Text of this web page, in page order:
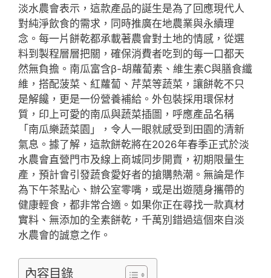
淡水農會表示，這款產品的誕生是為了回應現代人
對純淨飲食的需求，同時推廣在地農業與永續理
念。每一片餅乾都承載著農會對土地的情感，從選
料到製程層層把關，確保消費者吃到的每一口都天
然無負擔。南瓜富含β-胡蘿蔔素、維生素C與膳食纖
維，搭配菠菜、紅蘿蔔、芹菜等蔬菜，讓餅乾不只
是解饞，更是一份營養補給。外包裝採用環保材
質，印上可愛的南瓜與蔬菜插圖，呼應產品名稱
「南瓜樂蔬菜園」，令人一眼就感受到田園的清新
氣息。據了解，這款餅乾將在2026年春季正式於淡
水農會直營門市及線上商城同步開賣，初期限量生
產，預計會引發蔬食愛好者的搶購熱潮。無論是作
為下午茶點心、辦公室零嘴，或是出遊隨身攜帶的
健康輕食，都非常合適。如果你正在尋找一款真材
實料、無添加的全素餅乾，千萬別錯過這個來自淡
水農會的誠意之作。
內容目錄